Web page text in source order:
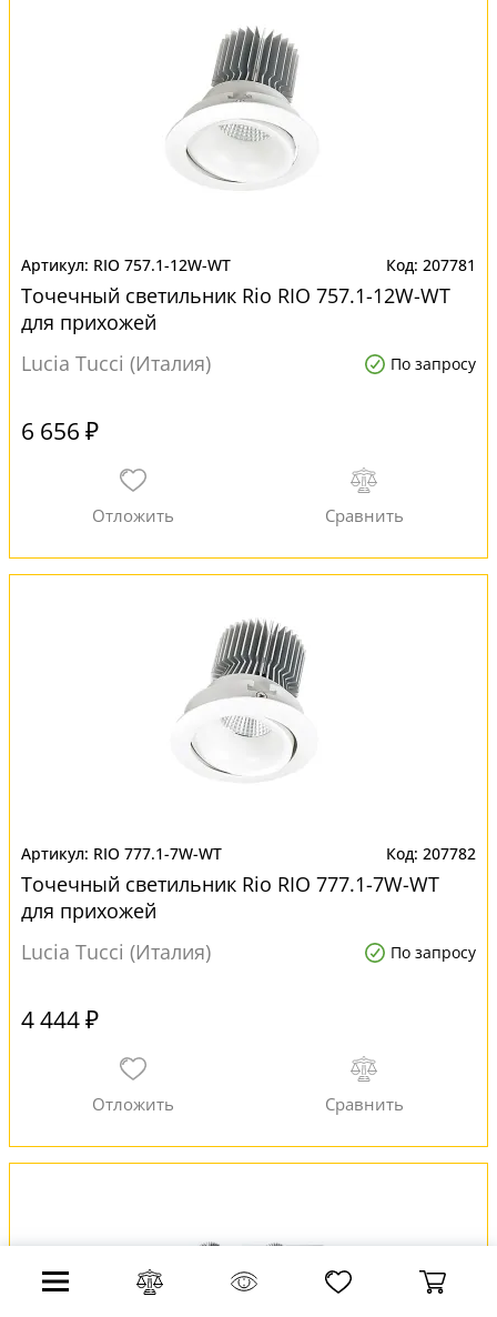
RIO 757.1-12W-WT 207781
Точечный светильник Rio RIO 757.1-12W-WT
для прихожей
Lucia Tucci (Италия)
По запросу
6 656 ₽
RIO 777.1-7W-WT 207782
Точечный светильник Rio RIO 777.1-7W-WT
для прихожей
Lucia Tucci (Италия)
По запросу
4 444 ₽